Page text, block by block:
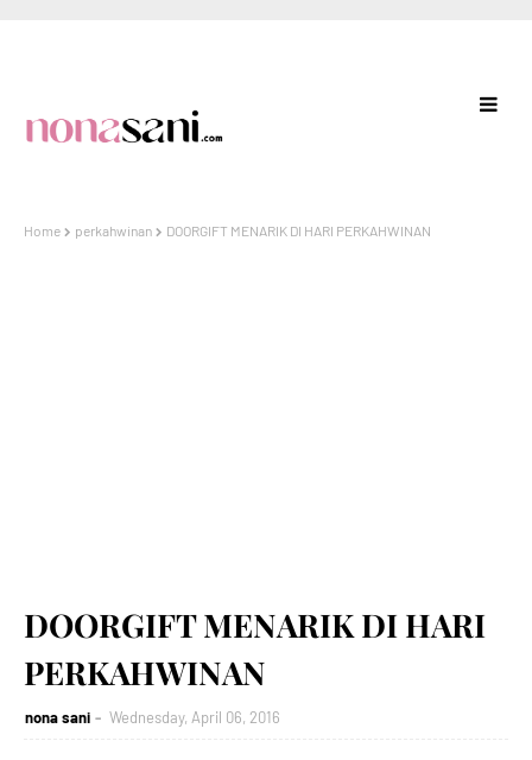
Home perkahwinan DOORGIFT MENARIK DI HARI PERKAHWINAN
DOORGIFT MENARIK DI HARI
PERKAHWINAN
nona sani Wednesday, April 06, 2016